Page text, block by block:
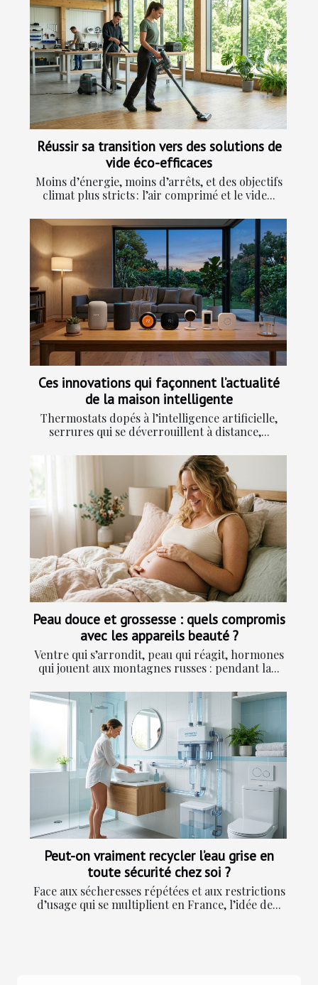
Réussir sa transition vers des solutions de
vide éco-efficaces
Moins d’énergie, moins d’arrêts, et des objectifs
climat plus stricts : l’air comprimé et le vide...
Ces innovations qui façonnent l’actualité
de la maison intelligente
Thermostats dopés à l’intelligence artificielle,
serrures qui se déverrouillent à distance,...
Peau douce et grossesse : quels compromis
avec les appareils beauté ?
Ventre qui s’arrondit, peau qui réagit, hormones
qui jouent aux montagnes russes : pendant la...
Peut-on vraiment recycler l’eau grise en
toute sécurité chez soi ?
Face aux sécheresses répétées et aux restrictions
d’usage qui se multiplient en France, l’idée de...